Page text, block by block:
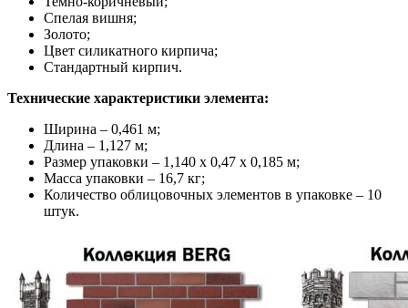
Спелая вишня;
Золото;
Цвет силикатного кирпича;
Стандартный кирпич.
Технические характеристики элемента:
Ширина – 0,461 м;
Длина – 1,127 м;
Размер упаковки – 1,140 х 0,47 х 0,185 м;
Масса упаковки – 16,7 кг;
Количество облицовочных элементов в упаковке – 10
штук.